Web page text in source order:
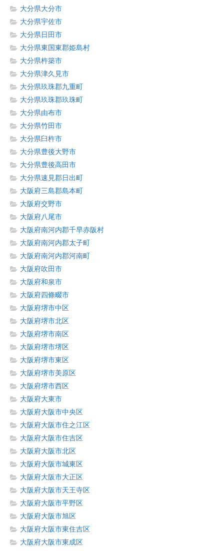
大分県大分市
大分県宇佐市
大分県日田市
大分県東国東郡姫島村
大分県杵築市
大分県津久見市
大分県玖珠郡九重町
大分県玖珠郡玖珠町
大分県由布市
大分県竹田市
大分県臼杵市
大分県豊後大野市
大分県豊後高田市
大分県速見郡日出町
大阪府三島郡島本町
大阪府交野市
大阪府八尾市
大阪府南河内郡千早赤阪村
大阪府南河内郡太子町
大阪府南河内郡河南町
大阪府吹田市
大阪府和泉市
大阪府四條畷市
大阪府堺市中区
大阪府堺市北区
大阪府堺市南区
大阪府堺市堺区
大阪府堺市東区
大阪府堺市美原区
大阪府堺市西区
大阪府大東市
大阪府大阪市中央区
大阪府大阪市住之江区
大阪府大阪市住吉区
大阪府大阪市北区
大阪府大阪市城東区
大阪府大阪市大正区
大阪府大阪市天王寺区
大阪府大阪市平野区
大阪府大阪市旭区
大阪府大阪市東住吉区
大阪府大阪市東成区